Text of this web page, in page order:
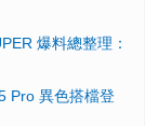
爆料總整理：
Pro 異色搭檔登